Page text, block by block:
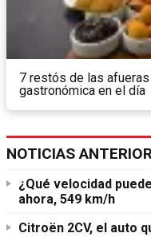
7 restós de las afueras
gastronómica en el día
NOTICIAS
¿Qué velocidad
ahora, 549 km/h
Citroën 2CV, el auto